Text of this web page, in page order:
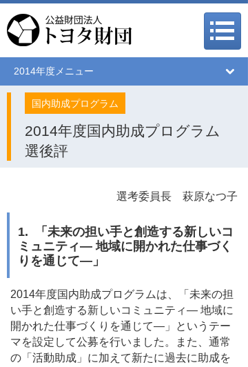
2014年度メニュー
国内助成プログラム
2014年度国内助成プログラム
選後評
選考委員長 萩原なつ子
1. 「未来の担い手と創造する新しいコ
ミュニティ― 地域に開かれた仕事づく
りを通じて―」
2014年度国内助成プログラムは、「未来の担
い手と創造する新しいコミュニティ― 地域に
開かれた仕事づくりを通じて―」というテー
マを設定して公募を行いました。また、通常
の「活動助成」に加えて新たに過去に助成を